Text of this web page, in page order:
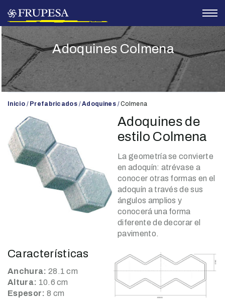
Adoquines Colmena
Inicio Prefabricados Adoquines Colmena
Adoquines de
estilo Colmena
La geometría se convierte
en adoquín: atrévase a
conocer otras formas en el
adoquín a través de sus
ángulos amplios y
conocerá una forma
diferente de decorar el
pavimento.
Características
Anchura: 28.1 cm
Altura: 10.6 cm
Espesor: 8 cm